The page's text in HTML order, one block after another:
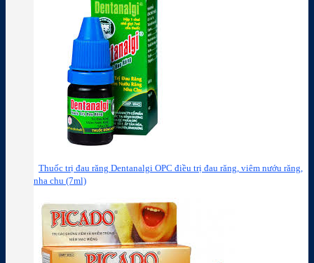
Thuốc trị đau răng Dentanalgi OPC điều trị đau răng, viêm nướu răng,
nha chu (7ml)